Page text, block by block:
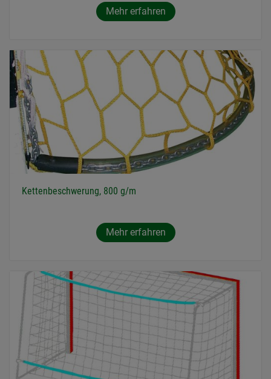
Mehr erfahren
Kettenbeschwerung, 800 g/m
Mehr erfahren